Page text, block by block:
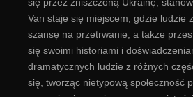
się przez zniszczoną Ukrainę,
Van staje się miejscem, gdzie ludzie
szansę na przetrwanie, a także
się swoimi historiami i
dramatycznych ludzie z różnych
się, tworząc nietypową społeczność